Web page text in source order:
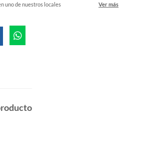
uno de nuestros locales Ver más